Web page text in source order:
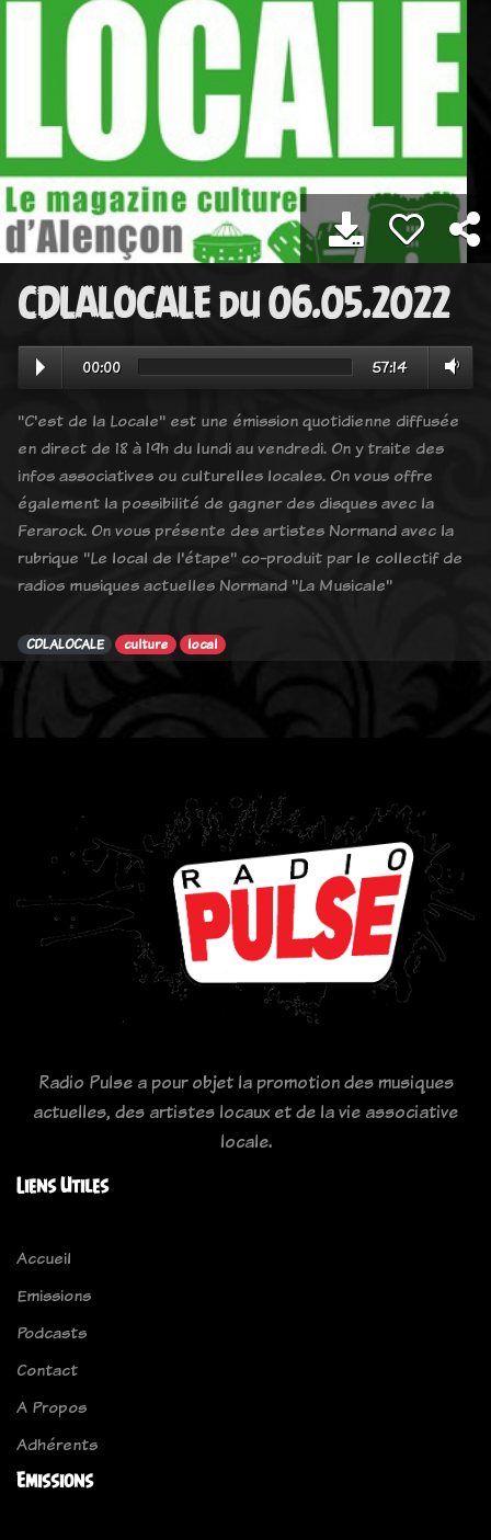
CDLALOCALE du 06.05.2022
00:00 57:14
"C'est de la Locale" est une émission quotidienne diffusée
en direct de 18 à 19h du lundi au vendredi. On y traite des
infos associatives ou culturelles locales. On vous offre
également la possibilité de gagner des disques avec la
Ferarock. On vous présente des artistes Normand avec la
rubrique "Le local de l'étape" co-produit par le collectif de
radios musiques actuelles Normand "La Musicale"
CDLALOCALE culture local
Radio Pulse a pour objet la promotion des musiques
actuelles, des artistes locaux et de la vie associative
locale.
Liens Utiles
Accueil
Emissions
Podcasts
Contact
A Propos
Adhérents
Emissions